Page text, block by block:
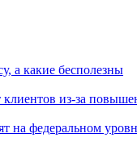
а какие бесполезны
клиентов из-за
на федеральном